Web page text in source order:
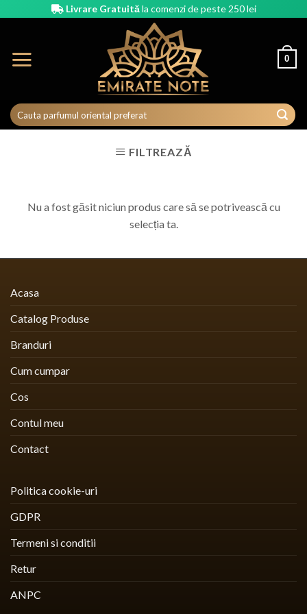
Livrare Gratuităla comenzi de peste 250 lei
0
FILTREAZĂ
Nu a fost găsit niciun produs care să se potrivească cu
selecția ta.
Acasa
Catalog Produse
Branduri
Cum cumpar
Cos
Contul meu
Contact
Politica cookie-uri
GDPR
Termeni si conditii
Retur
ANPC